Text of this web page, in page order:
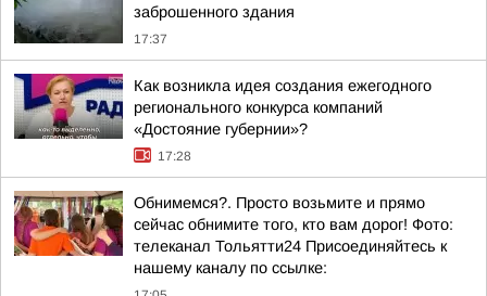
заброшенного здания
17:37
Как возникла идея создания ежегодного
регионального конкурса компаний
«Достояние губернии»?
17:28
Обнимемся?. Просто возьмите и прямо
сейчас обнимите того, кто вам дорог! Фото:
телеканал Тольятти24 Присоединяйтесь к
нашему каналу по ссылке: